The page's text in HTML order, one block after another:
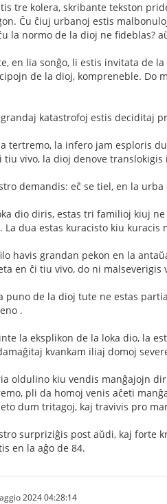
tre kolera, skribante tekston
Ĉu ĉiuj urbanoj estis
la normo de la dioj ne fideblas?
en lia sonĝo, li estis invitata de
de la dioj, kompreneble. Do
katastrofoj estis deciditaj
tertremo, la infero jam esploris
tiu vivo, la dioj denove
demandis: eĉ se tiel, en la
dio diris, estas tri familioj kiuj
La dua estas kuracisto kiu
havis grandan pekon en la
en ĉi tiu vivo, do ni
puno de la dioj tute ne estas
.
la eksplikon de la loka dio, la
kvankam iliaj domoj
oldulino kiu vendis manĝajojn
pli da homoj venis aĉeti
dum tritagoj, kaj travivis pro
surpriziĝis post aŭdi, kaj forte
en la aĝo de 84.
2024 04:28:14